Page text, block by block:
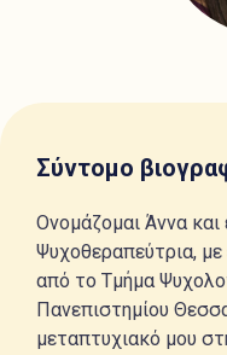
Σύντομο
Ονομάζομαι Άννα και
Ψυχοθεραπεύτρια,
από το Τμήμα
Πανεπιστημίου
μεταπτυχιακό μου